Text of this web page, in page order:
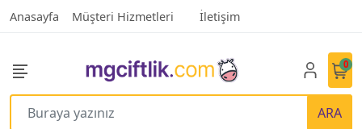
Anasayfa Müşteri Hizmetleri İletişim
ARA
0